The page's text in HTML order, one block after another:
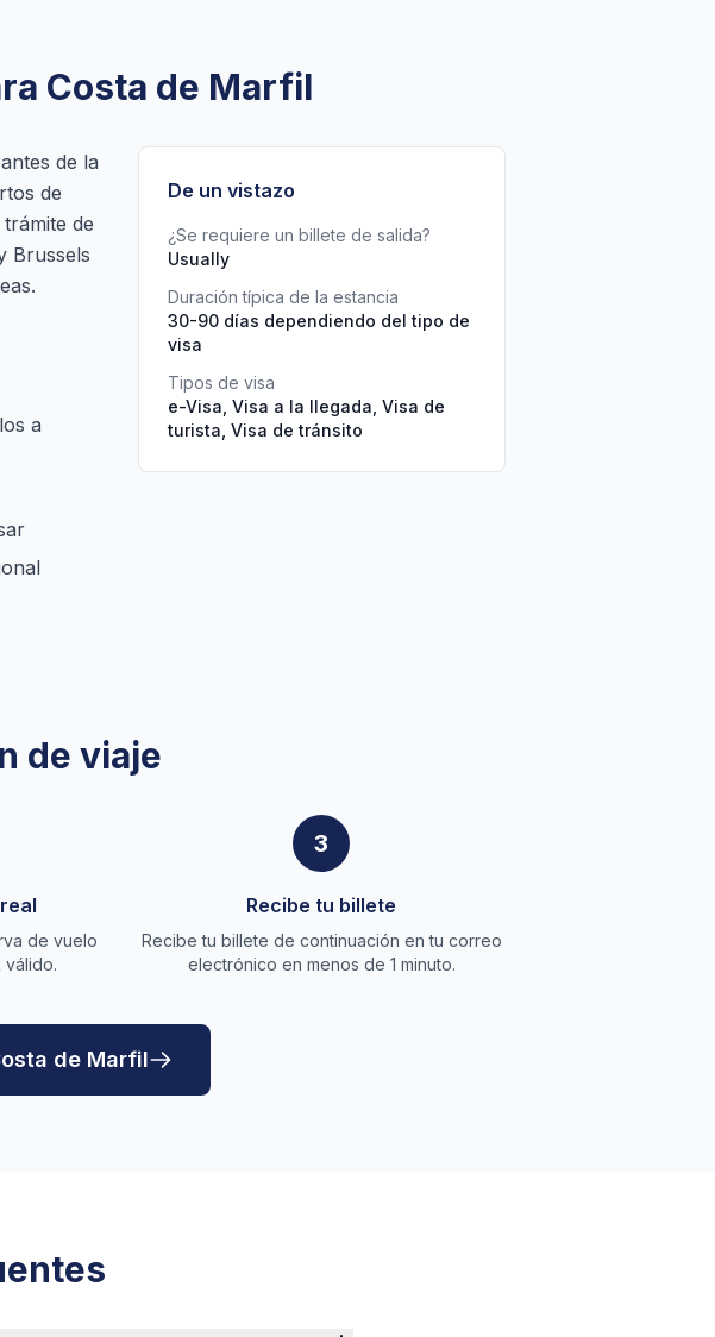
Costa de Marfil
de la
de
de
Brussels
a
De un vistazo
¿Se requiere un billete de salida?
Usually
Duración típica de la estancia
30-90 días dependiendo del tipo de
visa
Tipos de visa
e-Visa, Visa a la llegada, Visa de
turista, Visa de tránsito
de viaje
de vuelo
válido.
3
Recibe tu billete
Recibe tu billete de continuación en tu correo
electrónico en menos de 1 minuto.
de Marfil